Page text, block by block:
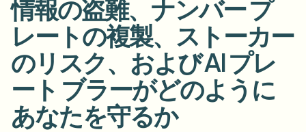
ボイスアノニマイザー
顔交換 - 画像
顔交換 - 動画
一括顔の匿名化
大量バッチ、保持、SLA
一括ナンバープレートぼかし
フリート、ドライブレコーダー、駐車場を大規模に
一括顔ぼかし
高スループットパイプライン
情報の盗難、ナンバー プ
レートの複製、ストーカー
のリスク、および AI プレ
ート ブラーがどのように
あなたを守るか